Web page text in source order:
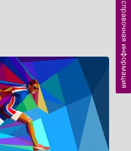
справочная информация